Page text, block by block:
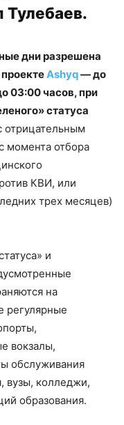
Тулебаев.
дни разрешена
Ashyq— до
03:00 часов, при
статуса
отрицательным
момента отбора
КВИ, или
трех месяцев)
и
на
регулярные
вокзалы,
обслуживания
вузы, колледжи,
образования.